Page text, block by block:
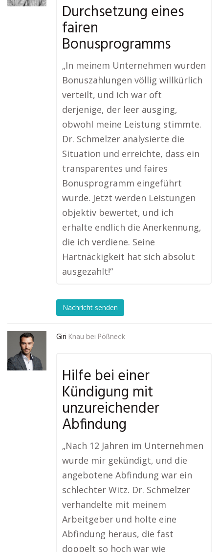
Durchsetzung eines
fairen
Bonusprogramms
„In meinem Unternehmen wurden
Bonuszahlungen völlig willkürlich
verteilt, und ich war oft
derjenige, der leer ausging,
obwohl meine Leistung stimmte.
Dr. Schmelzer analysierte die
Situation und erreichte, dass ein
transparentes und faires
Bonusprogramm eingeführt
wurde. Jetzt werden Leistungen
objektiv bewertet, und ich
erhalte endlich die Anerkennung,
die ich verdiene. Seine
Hartnäckigkeit hat sich absolut
ausgezahlt!“
Nachricht senden
Giri Knau bei Pößneck
Hilfe bei einer
Kündigung mit
unzureichender
Abfindung
„Nach 12 Jahren im Unternehmen
wurde mir gekündigt, und die
angebotene Abfindung war ein
schlechter Witz. Dr. Schmelzer
verhandelte mit meinem
Arbeitgeber und holte eine
Abfindung heraus, die fast
doppelt so hoch war wie